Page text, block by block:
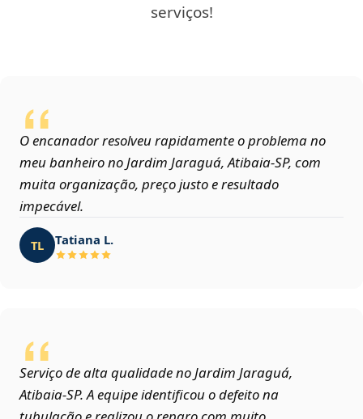
serviços!
O encanador resolveu rapidamente o problema no
meu banheiro no Jardim Jaraguá, Atibaia‑SP, com
muita organização, preço justo e resultado
impecável.
TL Tatiana L.
Serviço de alta qualidade no Jardim Jaraguá,
Atibaia‑SP. A equipe identificou o defeito na